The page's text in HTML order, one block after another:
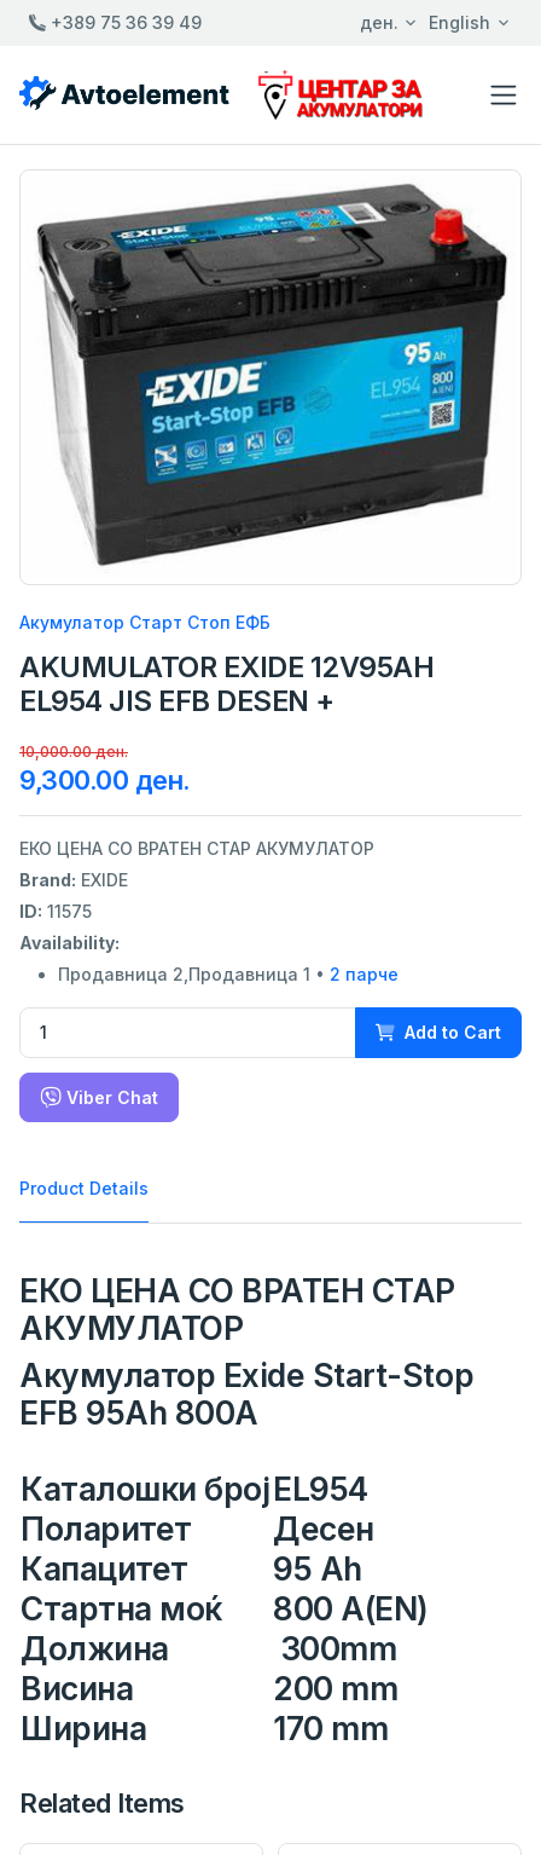
+389 75 36 39 49 ден. English
Акумулатор Старт Стоп ЕФБ
AKUMULATOR EXIDE 12V95AH
EL954 JIS EFB DESEN +
10,000.00 ден.
9,300.00 ден.
ЕКО ЦЕНА СО ВРАТЕН СТАР АКУМУЛАТОР
Brand: EXIDE
ID: 11575
Availability:
Продавница 2,Продавница 1 • 2 парче
Add to Cart
Viber Chat
Product Details
ЕКО ЦЕНА СО ВРАТЕН СТАР
АКУМУЛАТОР
Акумулатор Exide Start-Stop
EFB 95Ah 800A
Каталошки бројEL954
Поларитет
Десен
Капацитет
95 Ah
Стартна моќ
800 A(EN)
Должина
300mm
Висина
200 mm
Ширина
170 mm
Related Items